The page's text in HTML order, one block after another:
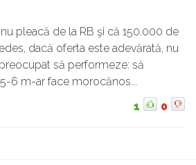
pleacă de la RB şi că 150.000 de
dacă oferta este adevărată, nu
să performeze: să
6 m-ar face morocănos...
1 0